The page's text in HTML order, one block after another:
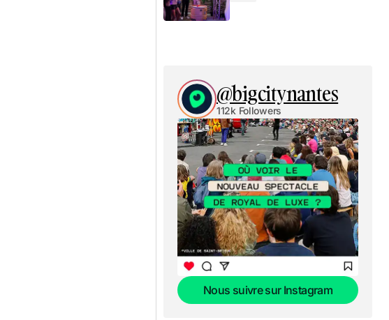
@bigcitynantes
112k Followers
Nous suivre sur Instagram